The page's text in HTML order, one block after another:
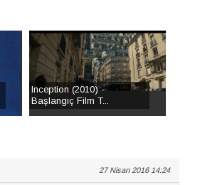
Inception (2010) -
Başlangıç Film T...
27 Nisan 2016 14:24